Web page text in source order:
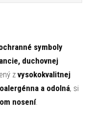
symboly
duchovnej
z vysokokvalitnej
a odolná, si
nosení.